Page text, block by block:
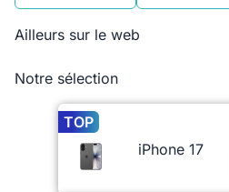
Ailleurs sur le web
Notre sélection
TOP
iPhone 17